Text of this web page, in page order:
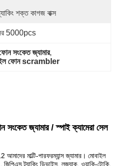
শক্ত কাগজ বাক্স
5000pcs
সংকেত জ্যামার,
ফোন scrambler
জ্যামার / স্পাই ক্যামেরা সেল
মাল্টি-পারফরম্যান্স জ্যামার। মোবাইল
ট্র্যাকিং ডিভাইস, লজ্যাক, ওয়াকি-টোকি,